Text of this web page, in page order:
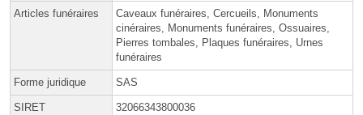
Articles funéraires
Caveaux funéraires, Cercueils, Monuments
cinéraires, Monuments funéraires, Ossuaires,
Pierres tombales, Plaques funéraires, Urnes
funéraires
Forme juridique SAS
SIRET 32066343800036